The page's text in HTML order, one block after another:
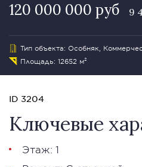
120 000 000 руб 9
Тип объекта: Особняк,
Площадь: 12652 м²
ID 3204
Ключевые
Этаж: 1